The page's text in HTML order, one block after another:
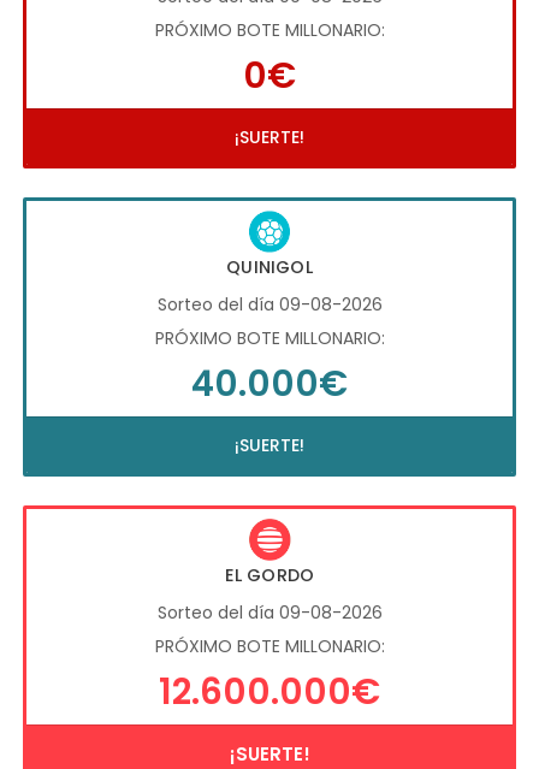
PRÓXIMO BOTE MILLONARIO:
0€
¡SUERTE!
QUINIGOL
Sorteo del día 09-08-2026
PRÓXIMO BOTE MILLONARIO:
40.000€
¡SUERTE!
EL GORDO
Sorteo del día 09-08-2026
PRÓXIMO BOTE MILLONARIO:
12.600.000€
¡SUERTE!